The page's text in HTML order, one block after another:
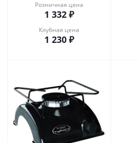
Розничная цена
1 332 ₽
Клубная цена
1 230 ₽